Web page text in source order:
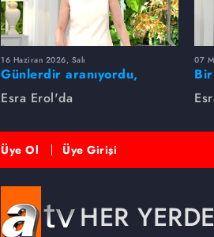
16 Haziran 2026, Salı
Günlerdir aranıyordu,
dakikalar içinde bulundu!
Esra Erol'da
07
Üye Ol Üye Girişi
HER YERDE